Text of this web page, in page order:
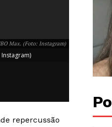
Max. (Foto: Instagram)
Adriane
repercussão